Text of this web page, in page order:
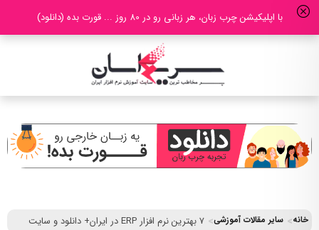
با اپلیکیشن چرب زبان، هر زبانی رو در 80 روز ... قورت بده (دانلود)
خانه سایر مقالات آموزشی 7 بهترین نرم افزار ERP در ایران+ دانلود و سایت